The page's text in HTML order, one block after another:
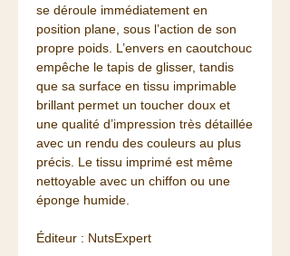
se déroule immédiatement en
position plane, sous l’action de son
propre poids. L’envers en caoutchouc
empêche le tapis de glisser, tandis
que sa surface en tissu imprimable
brillant permet un toucher doux et
une qualité d’impression très détaillée
avec un rendu des couleurs au plus
précis. Le tissu imprimé est même
nettoyable avec un chiffon ou une
éponge humide.
Éditeur : NutsExpert